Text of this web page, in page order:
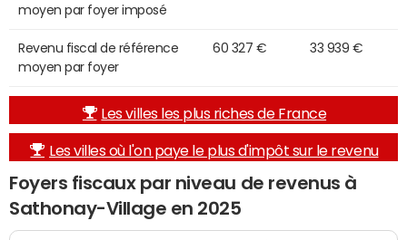
moyen par foyer imposé
Revenu fiscal de référence
moyen par foyer
60 327 € 33 939 €
Les villes les plus riches de France
Les villes où l'on paye le plus d'impôt sur le revenu
Foyers fiscaux par niveau de revenus à
Sathonay-Village en 2025